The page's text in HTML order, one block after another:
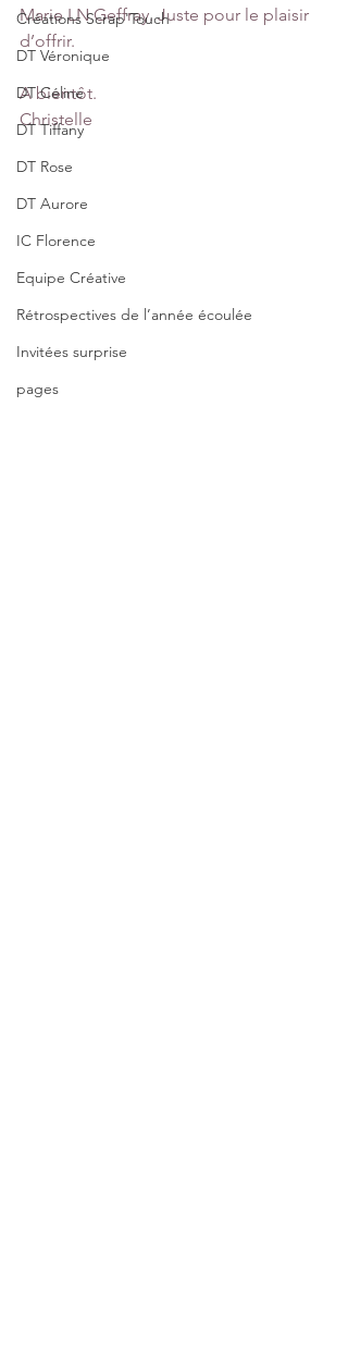
Créations Scrap'Touch
DT Véronique
DT Céline
DT Tiffany
DT Rose
DT Aurore
IC Florence
Equipe Créative
Rétrospectives de l’année écoulée
Invitées surprise
pages
Marie LN Geffray. Juste pour le plaisir
d’offrir.
A bientôt.
Christelle